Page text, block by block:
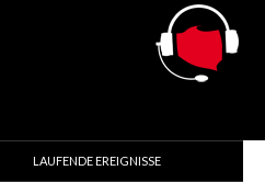
LAUFENDE EREIGNISSE